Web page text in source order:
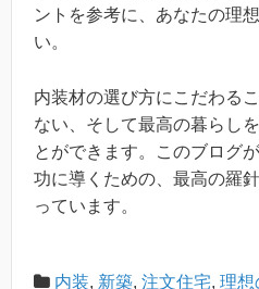
ントを参考に、あなたの理
い。
内装材の選び方にこだわる
ない、そして最高の暮らし
とができます。このブログ
功に導くための、最高の羅
っています。
内装, 新築, 注文住宅, 理想